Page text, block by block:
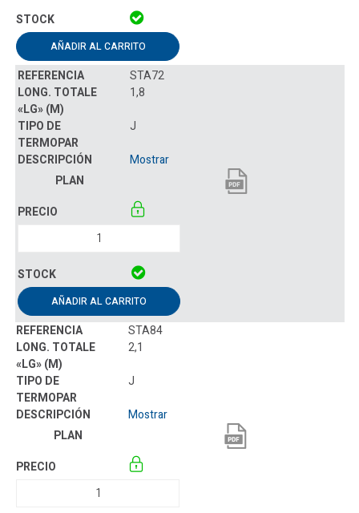
AÑADIR AL CARRITO
STA72
1,8
J
Mostrar
AÑADIR AL CARRITO
STA84
2,1
J
Mostrar